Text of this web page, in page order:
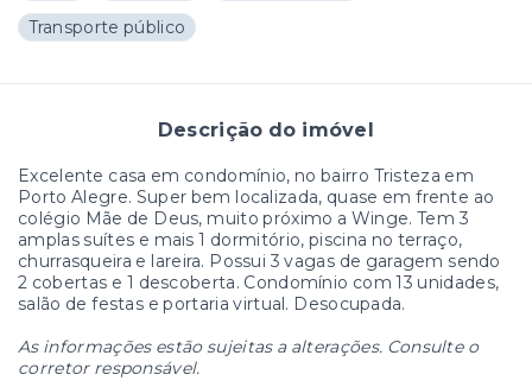
Transporte público
Descrição do imóvel
Excelente casa em condomínio, no bairro Tristeza em
Porto Alegre. Super bem localizada, quase em frente ao
colégio Mãe de Deus, muito próximo a Winge. Tem 3
amplas suítes e mais 1 dormitório, piscina no terraço,
churrasqueira e lareira. Possui 3 vagas de garagem sendo
2 cobertas e 1 descoberta. Condomínio com 13 unidades,
salão de festas e portaria virtual. Desocupada.
As informações estão sujeitas a alterações. Consulte o
corretor responsável.